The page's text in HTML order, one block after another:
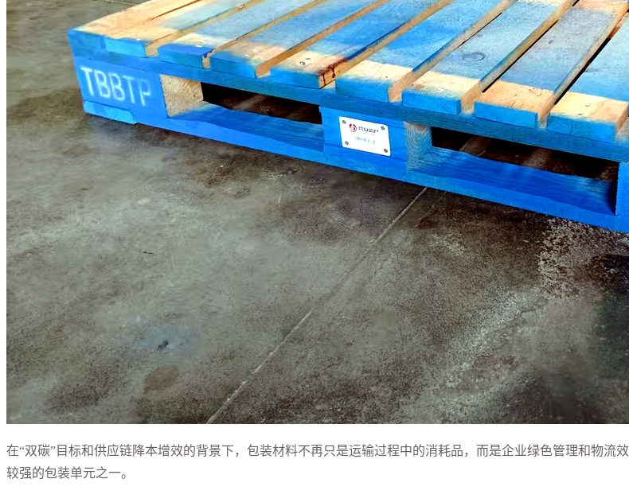
在“双碳”目标和供应链降本增效的背景下，包装材料不再只是运输过程中的消耗品，而是企业绿色管理和物
较强的包装单元之一。